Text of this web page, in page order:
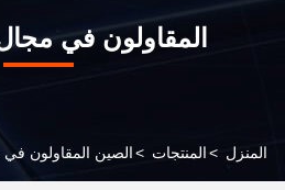
المقاولون في
المنزل >المنتجات >الصين المقاولون